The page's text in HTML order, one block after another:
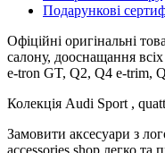
Подарункові
Офіційні оригінальні
салону, дооснащання
e-tron GT, Q2, Q4 e-trim,
Колекція Audi Sport ,
Замовити аксесуари з
accessories.shop легко та